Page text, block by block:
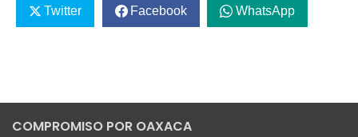
Twitter Facebook WhatsApp
COMPROMISO POR OAXACA